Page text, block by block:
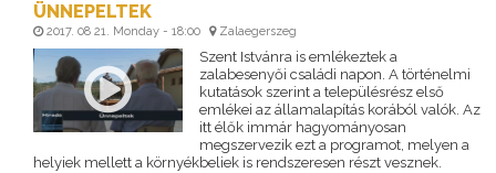
ÜNNEPELTEK
2017. 08 21. Monday - 18:00 Zalaegerszeg
Szent Istvánra is emlékeztek a
zalabesenyői családi napon. A történelmi
kutatások szerint a településrész első
emlékei az államalapítás korából valók. Az
itt élők immár hagyományosan
megszervezik ezt a programot, melyen a
helyiek mellett a környékbeliek is rendszeresen részt vesznek.